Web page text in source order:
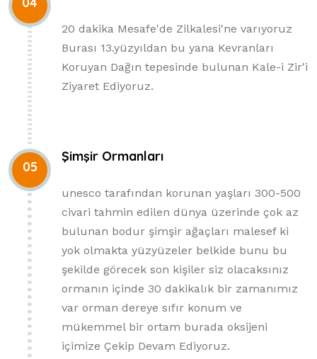
20 dakika Mesafe'de Zilkalesi'ne varıyoruz
Burası 13.yüzyıldan bu yana Kevranları
Koruyan Dağın tepesinde bulunan Kale-i Zir'i
Ziyaret Ediyoruz.
05
Şimşir Ormanları
unesco tarafından korunan yaşları 300-500
civari tahmin edilen dünya üzerinde çok az
bulunan bodur şimşir ağaçları malesef ki
yok olmakta yüzyüzeler belkide bunu bu
şekilde görecek son kişiler siz olacaksınız
ormanın içinde 30 dakikalık bir zamanımız
var orman dereye sıfır konum ve
mükemmel bir ortam burada oksijeni
içimize Çekip Devam Ediyoruz.